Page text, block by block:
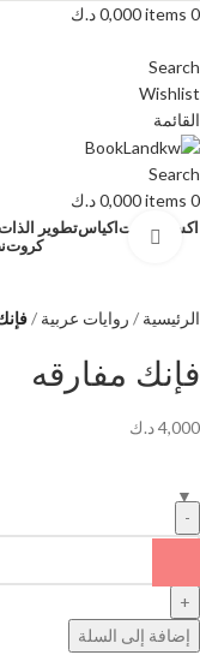
0
items
0,000د.ك
Search
Wishlist
القائمة
Search
0
items
0,000د.ك
اكسسواراتاكياستطوير
كروت
Click to enlarge
الرئيسية روايات عربية
فإنك مفارقه
4,000د.ك
إضافة إلى السلة